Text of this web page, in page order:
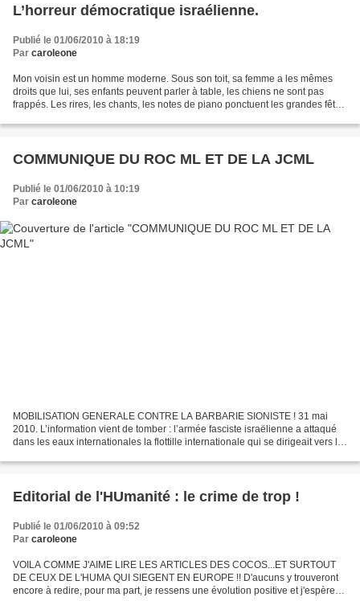
L’horreur démocratique israélienne.
Publié le 01/06/2010 à 18:19
Par caroleone
Mon voisin est un homme moderne. Sous son toit, sa femme a les mêmes
droits que lui, ses enfants peuvent parler à table, les chiens ne sont pas
frappés. Les rires, les chants, les notes de piano ponctuent les grandes fêtes
COMMUNIQUE DU ROC ML ET DE LA JCML
Publié le 01/06/2010 à 10:19
Par caroleone
MOBILISATION GENERALE CONTRE LA BARBARIE SIONISTE ! 31 mai
2010. L’information vient de tomber : l’armée fasciste israëlienne a attaqué
dans les eaux internationales la flottille internationale qui se dirigeait vers la
Editorial de l'HUmanité : le crime de trop !
Publié le 01/06/2010 à 09:52
Par caroleone
VOILA COMME J'AIME LIRE LES ARTICLES DES COCOS...ET SURTOUT
DE CEUX DE L'HUMA QUI SIEGENT EN EUROPE !! D'aucuns y trouveront
encore à redire, pour ma part, je ressens une évolution positive et j'espère